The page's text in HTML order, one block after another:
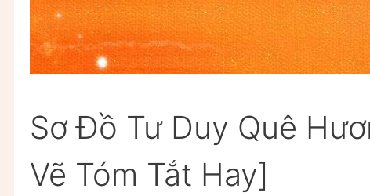
Sơ Đồ Tư Duy Quê
Vẽ Tóm Tắt Hay]